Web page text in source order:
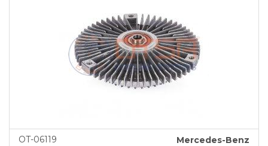
OT-06119 Mercedes-Benz